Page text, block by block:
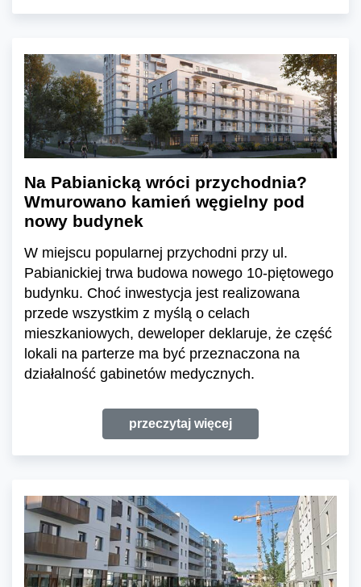
Na Pabianicką wróci przychodnia?
Wmurowano kamień węgielny pod
nowy budynek
W miejscu popularnej przychodni przy ul.
Pabianickiej trwa budowa nowego 10-piętowego
budynku. Choć inwestycja jest realizowana
przede wszystkim z myślą o celach
mieszkaniowych, deweloper deklaruje, że część
lokali na parterze ma być przeznaczona na
działalność gabinetów medycznych.
przeczytaj więcej